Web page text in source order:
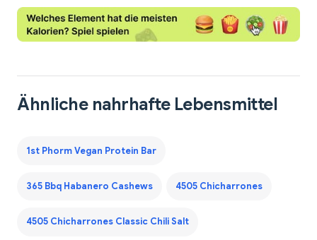
Ähnliche nahrhafte Lebensmittel
1st Phorm Vegan Protein Bar
365 Bbq Habanero Cashews 4505 Chicharrones
4505 Chicharrones Classic Chili Salt